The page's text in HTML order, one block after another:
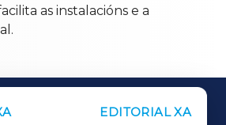
as instalacións e a
EDITORIAL XA